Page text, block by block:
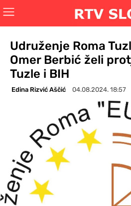
Udruženje Roma
Omer Berbić želi
Tuzle i BIH
Edina Rizvić Aščić 04.08.2024. 18:57